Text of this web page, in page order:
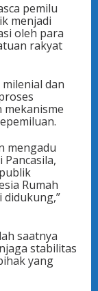
pemilu
menjadi
oleh para
rakyat
dan
mekanisme
mengadu
Rumah
didukung,”
saatnya
stabilitas
yang